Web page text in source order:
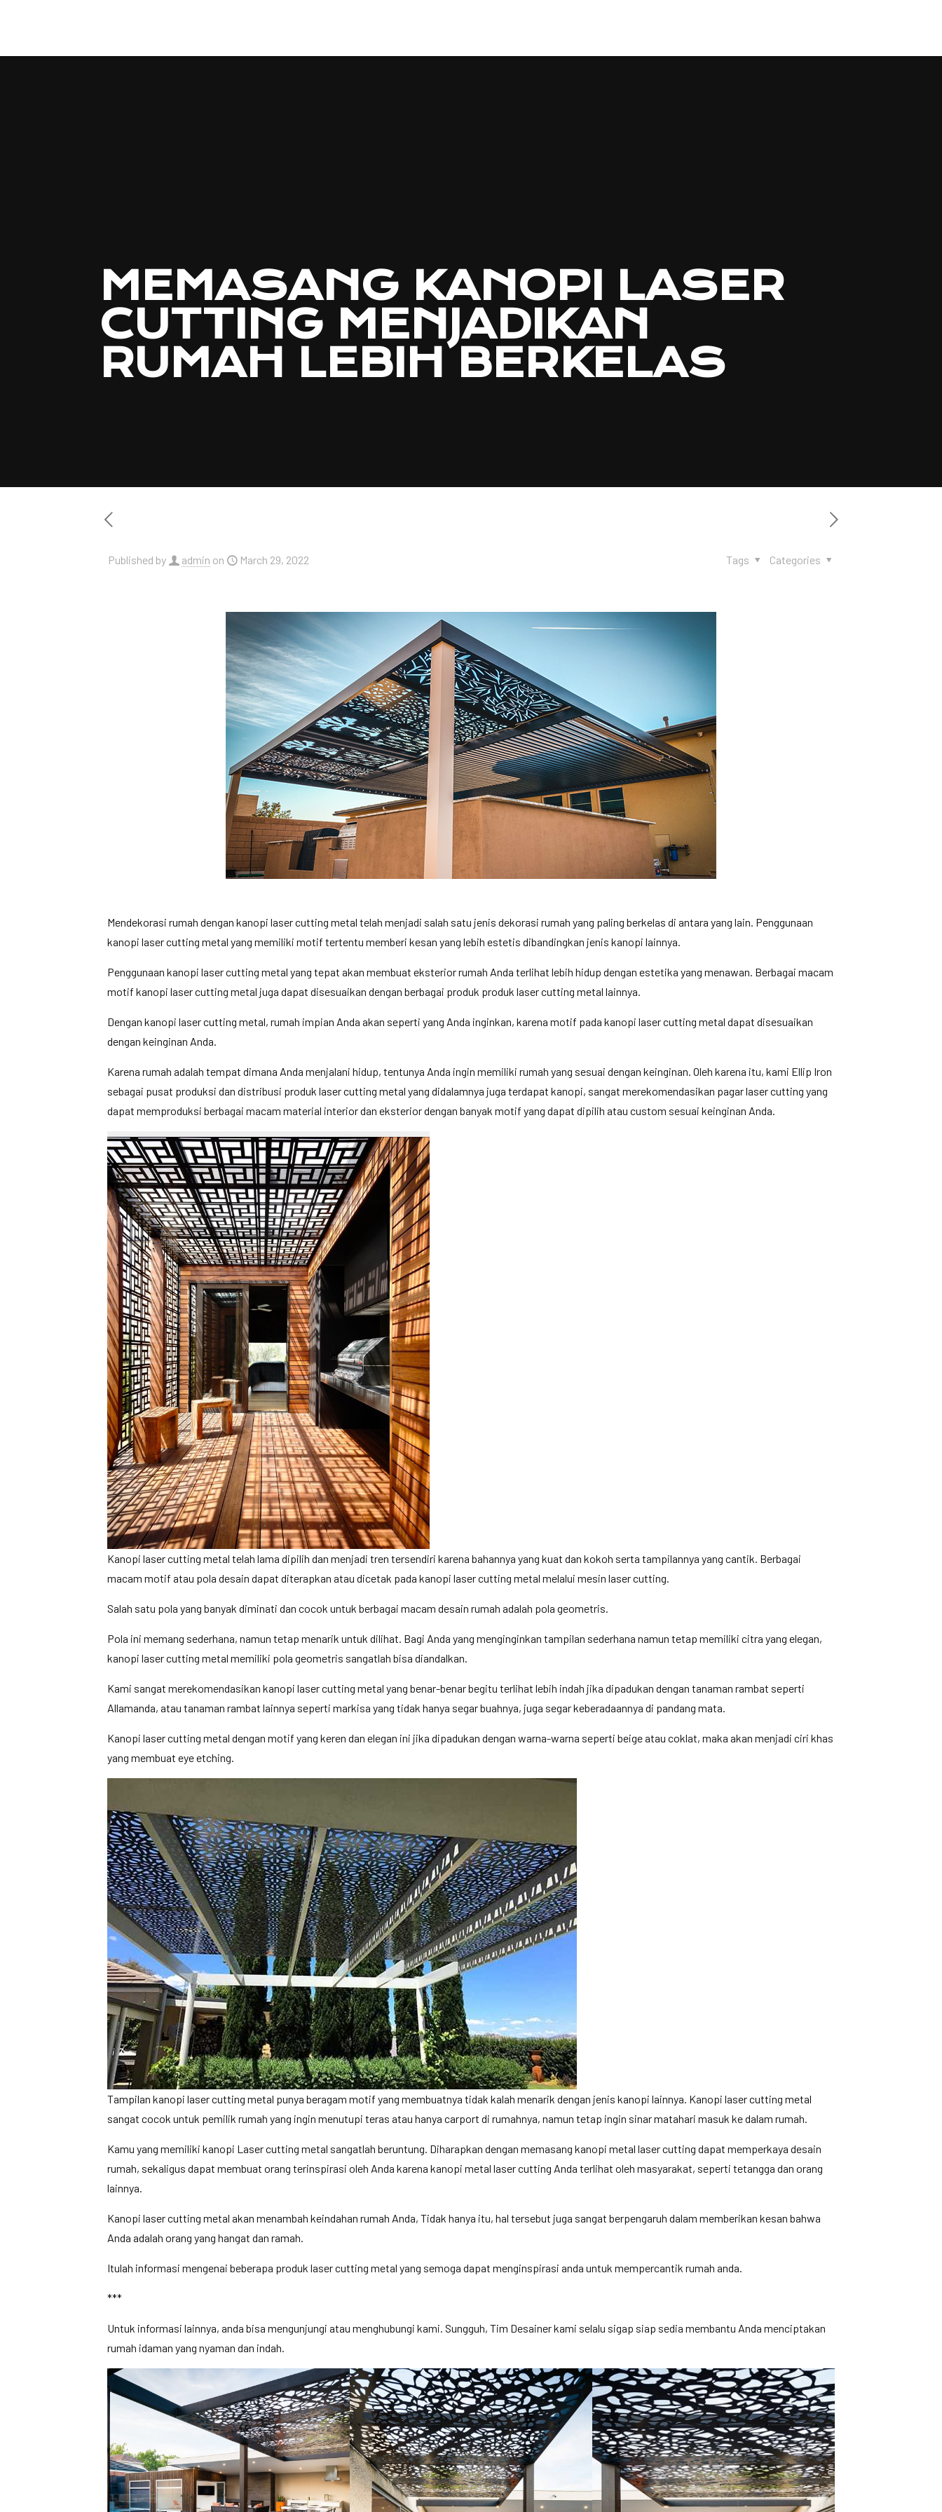
MEMASANG KANOPI LASER
CUTTING MENJADIKAN
RUMAH LEBIH BERKELAS
Published by admin on March 29, 2022 Categories
Tags
Mendekorasi rumah dengan kanopi laser cutting metal telah menjadi salah satu jenis dekorasi rumah yang paling berkelas di antara yang lain. Penggunaan
kanopi laser cutting metal yang memiliki motif tertentu memberi kesan yang lebih estetis dibandingkan jenis kanopi lainnya.
Penggunaan kanopi laser cutting metal yang tepat akan membuat eksterior rumah Anda terlihat lebih hidup dengan estetika yang menawan. Berbagai macam
motif kanopi laser cutting metal juga dapat disesuaikan dengan berbagai produk produk laser cutting metal lainnya.
Dengan kanopi laser cutting metal, rumah impian Anda akan seperti yang Anda inginkan, karena motif pada kanopi laser cutting metal dapat disesuaikan
dengan keinginan Anda.
Karena rumah adalah tempat dimana Anda menjalani hidup, tentunya Anda ingin memiliki rumah yang sesuai dengan keinginan. Oleh karena itu, kami Ellip Iron
sebagai pusat produksi dan distribusi produk laser cutting metal yang didalamnya juga terdapat kanopi, sangat merekomendasikan pagar laser cutting yang
dapat memproduksi berbagai macam material interior dan eksterior dengan banyak motif yang dapat dipilih atau custom sesuai keinginan Anda.
Kanopi laser cutting metal telah lama dipilih dan menjadi tren tersendiri karena bahannya yang kuat dan kokoh serta tampilannya yang cantik. Berbagai
macam motif atau pola desain dapat diterapkan atau dicetak pada kanopi laser cutting metal melalui mesin laser cutting.
Salah satu pola yang banyak diminati dan cocok untuk berbagai macam desain rumah adalah pola geometris.
Pola ini memang sederhana, namun tetap menarik untuk dilihat. Bagi Anda yang menginginkan tampilan sederhana namun tetap memiliki citra yang elegan,
kanopi laser cutting metal memiliki pola geometris sangatlah bisa diandalkan.
Kami sangat merekomendasikan kanopi laser cutting metal yang benar-benar begitu terlihat lebih indah jika dipadukan dengan tanaman rambat seperti
Allamanda, atau tanaman rambat lainnya seperti markisa yang tidak hanya segar buahnya, juga segar keberadaannya di pandang mata.
Kanopi laser cutting metal dengan motif yang keren dan elegan ini jika dipadukan dengan warna-warna seperti beige atau coklat, maka akan menjadi ciri khas
yang membuat eye etching.
Tampilan kanopi laser cutting metal punya beragam motif yang membuatnya tidak kalah menarik dengan jenis kanopi lainnya. Kanopi laser cutting metal
sangat cocok untuk pemilik rumah yang ingin menutupi teras atau hanya carport di rumahnya, namun tetap ingin sinar matahari masuk ke dalam rumah.
Kamu yang memiliki kanopi Laser cutting metal sangatlah beruntung. Diharapkan dengan memasang kanopi metal laser cutting dapat memperkaya desain
rumah, sekaligus dapat membuat orang terinspirasi oleh Anda karena kanopi metal laser cutting Anda terlihat oleh masyarakat, seperti tetangga dan orang
lainnya.
Kanopi laser cutting metal akan menambah keindahan rumah Anda, Tidak hanya itu, hal tersebut juga sangat berpengaruh dalam memberikan kesan bahwa
Anda adalah orang yang hangat dan ramah.
Itulah informasi mengenai beberapa produk laser cutting metal yang semoga dapat menginspirasi anda untuk mempercantik rumah anda.
***
Untuk informasi lainnya, anda bisa mengunjungi atau menghubungi kami. Sungguh, Tim Desainer kami selalu sigap siap sedia membantu Anda menciptakan
rumah idaman yang nyaman dan indah.